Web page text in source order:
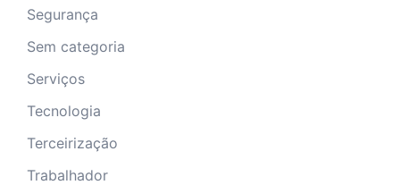
Segurança
Sem categoria
Serviços
Tecnologia
Terceirização
Trabalhador